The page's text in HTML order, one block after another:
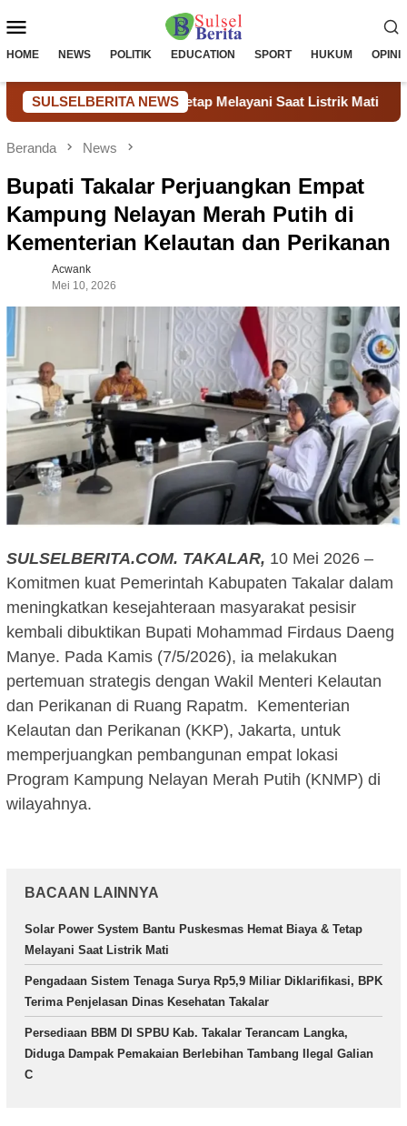
ke
Mobile
HOME NEWS POLITIK EDUCATION SPORT HUKUM OPINI
SULSELBERITA NEWS
Biaya & Tetap Melayani Saat Listrik Mati
Beranda News
Bupati Takalar Perjuangkan Empat
Kampung Nelayan Merah Putih di
Kementerian Kelautan dan Perikanan
Acwank
Mei 10, 2026
SULSELBERITA.COM. TAKALAR, 10 Mei 2026 –
Komitmen kuat Pemerintah Kabupaten Takalar dalam
meningkatkan kesejahteraan masyarakat pesisir
kembali dibuktikan Bupati Mohammad Firdaus Daeng
Manye. Pada Kamis (7/5/2026), ia melakukan
pertemuan strategis dengan Wakil Menteri Kelautan
dan Perikanan di Ruang Rapatm. Kementerian
Kelautan dan Perikanan (KKP), Jakarta, untuk
memperjuangkan pembangunan empat lokasi
Program Kampung Nelayan Merah Putih (KNMP) di
wilayahnya.
BACAAN LAINNYA
Solar Power System Bantu Puskesmas Hemat Biaya & Tetap
Melayani Saat Listrik Mati
Pengadaan Sistem Tenaga Surya Rp5,9 Miliar Diklarifikasi, BPK
Terima Penjelasan Dinas Kesehatan Takalar
Persediaan BBM DI SPBU Kab. Takalar Terancam Langka,
Diduga Dampak Pemakaian Berlebihan Tambang Ilegal Galian
C